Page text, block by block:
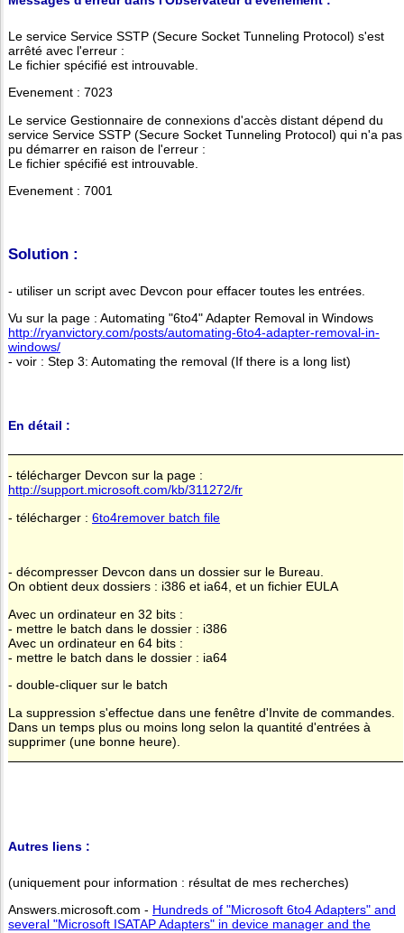
Le service Service SSTP (Secure Socket Tunneling Protocol) s'est
arrêté avec l'erreur :
Le fichier spécifié est introuvable.
Evenement : 7023
Le service Gestionnaire de connexions d'accès distant dépend du
service Service SSTP (Secure Socket Tunneling Protocol) qui n'a pas
pu démarrer en raison de l'erreur :
Le fichier spécifié est introuvable.
Evenement : 7001
Solution :
- utiliser un script avec Devcon pour effacer toutes les entrées.
Vu sur la page : Automating "6to4" Adapter Removal in Windows
http://ryanvictory.com/posts/automating-6to4-adapter-removal-in-
windows/
- voir : Step 3: Automating the removal (If there is a long list)
En détail :
- télécharger Devcon sur la page :
http://support.microsoft.com/kb/311272/fr
- télécharger : 6to4remover batch file
- décompresser Devcon dans un dossier sur le Bureau.
On obtient deux dossiers : i386 et ia64, et un fichier EULA
Avec un ordinateur en 32 bits :
- mettre le batch dans le dossier : i386
Avec un ordinateur en 64 bits :
- mettre le batch dans le dossier : ia64
- double-cliquer sur le batch
La suppression s'effectue dans une fenêtre d'Invite de commandes.
Dans un temps plus ou moins long selon la quantité d'entrées à
supprimer (une bonne heure).
Autres liens :
(uniquement pour information : résultat de mes recherches)
Answers.microsoft.com - Hundreds of "Microsoft 6to4 Adapters" and
several "Microsoft ISATAP Adapters" in device manager and the